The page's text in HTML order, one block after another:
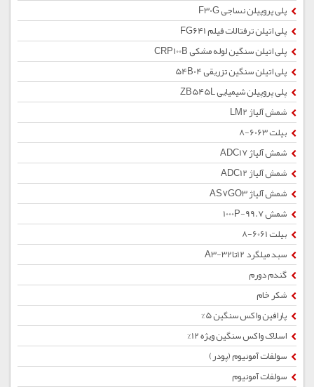
پلی پروپیلن نساجی F30G
پلی اتیلن ترفتالات فیلم FG641
پلی اتیلن سنگین لوله مشکی CRP100B
پلی اتیلن سنگین تزریقی 54B04
پلی پروپیلن شیمیایی ZB545L
شمش آلیاژ LM2
بیلت 6063-8
شمش آلیاژ ADC17
شمش آلیاژ ADC12
شمش آلیاژ AS7GO3
شمش 1000P-99.7
بیلت 6061-8
سبد میلگرد 12تا32-A3
گندم دورم
شکر خام
پارافین واکس سنگین 5%
اسلاک واکس سنگین ویژه 12%
سولفات آمونیوم (پودر)
سولفات آمونیوم